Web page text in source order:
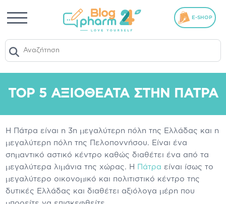
E-SHOP
TOP 5 ΑΞΙΟΘΈΑΤΑ ΣΤΗΝ ΠΆΤΡΑ
Η Πάτρα είναι η 3η μεγαλύτερη πόλη της Ελλάδας και η
μεγαλύτερη πόλη της Πελοποννήσου. Είναι ένα
σημαντικό αστικό κέντρο καθώς διαθέτει ένα από τα
μεγαλύτερα λιμάνια της χώρας. Η
Πάτρα είναι ίσως το
μεγαλύτερο οικονομικό και πολιτιστικό κέντρο της
δυτικές Ελλάδας και διαθέτει αξιόλογα μέρη που